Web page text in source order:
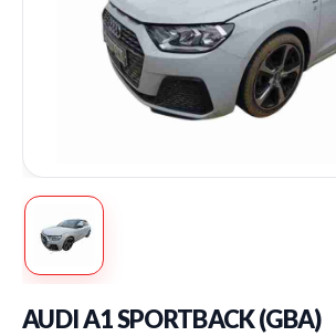
AUDI A1 SPORTBACK (GBA)